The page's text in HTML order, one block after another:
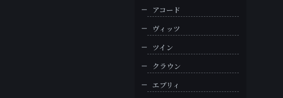
アコード
ヴィッツ
ツイン
クラウン
エブリィ